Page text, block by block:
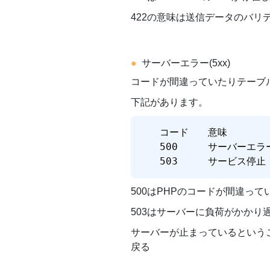
422の意味は送信データのバリ
サーバーエラー(5xx)
コードが間違っていたりテー
下記があります。
コード	意味
500	    サーバーエラー
503     サービス停止
500はPHPのコードが間違って
503はサーバーに負荷がかかり
サーバーが止まっているという
戻る